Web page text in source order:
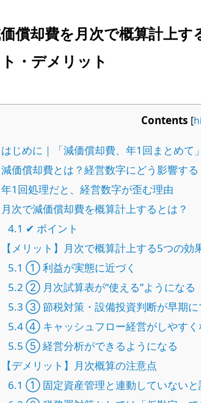
償却費を月次で概算計上す
・デメリット
Contents [
はじめに｜「減価償却費、年1回まとめて
減価償却費とは？経営数字にどう影響する
年1回処理だと、経営数字が歪む理由
次で減価償却費を概算計上するとは？
4.1 ✔ ポイント
【メリット】月次で概算計上する5つの効
5.1 ① 利益が実態に近づく
5.2 ② 月次試算表が“使える”ようになる
5.3 ③ 節税対策・設備投資判断が早期に
5.4④ キャッシュフロー経営がしやすく
5.5 ⑤ 経営分析ができるようになる
【デメリット】月次概算の注意点
6.1 ① 固定資産管理と連動していないと